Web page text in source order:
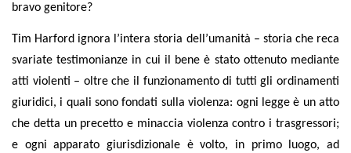
bravo genitore?
Tim Harford ignora l’intera storia dell’umanità – storia che reca
svariate testimonianze in cui il bene è stato ottenuto mediante
atti violenti – oltre che il funzionamento di tutti gli ordinamenti
giuridici, i quali sono fondati sulla violenza: ogni legge è un atto
che detta un precetto e minaccia violenza contro i trasgressori;
e ogni apparato giurisdizionale è volto, in primo luogo, ad